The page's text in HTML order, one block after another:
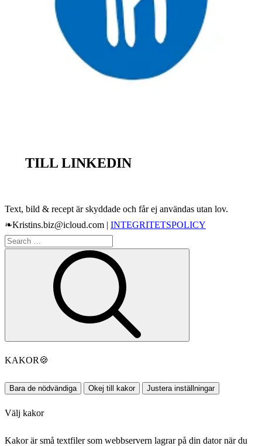
TILL LINKEDIN
Text, bild & recept är skyddade och får ej användas utan lov.
❧Kristins.biz@icloud.com | INTEGRITETSPOLICY
Search
KAKOR 🍪
Bara de nödvändiga Okej till kakor Justera inställningar
Välj kakor
Kakor är små textfiler som webbservern lagrar på din dator när du